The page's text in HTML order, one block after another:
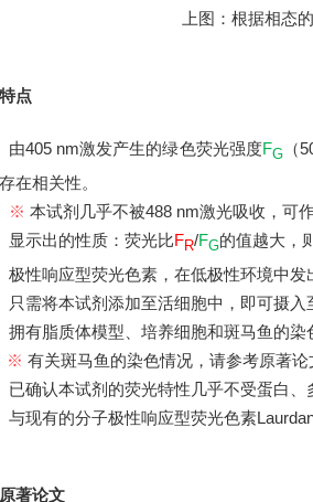
上图：根据相态
点
405 nm激发产生的绿色荧光强度FG （
在相关性。
※ 本试剂几乎不被488 nm激光吸收，可
示出的性质：荧光比FR/FG的值越大，
性响应型荧光色素，在低极性环境中发
需将本试剂添加至活细胞中，即可摄入
有脂质体模型、培养细胞和斑马鱼的染
※ 有关斑马鱼的染色情况，请参考原著论
确认本试剂的荧光特性几乎不受蛋白、
现有的分子极性响应型荧光色素
著论文